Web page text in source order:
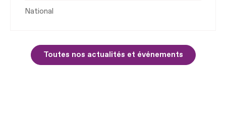
National
Toutes nos actualités et événements